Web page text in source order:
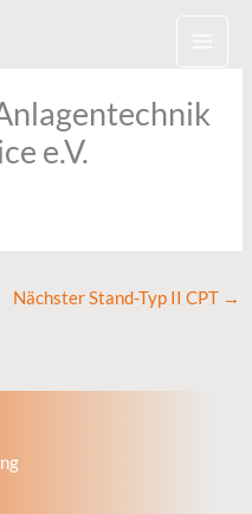
e.V.
Nächster Stand-Typ II CPT →